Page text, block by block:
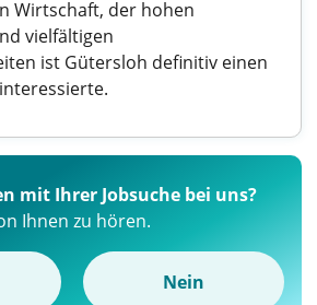
Wirtschaft, der hohen
vielfältigen
ist Gütersloh definitiv einen
mit Ihrer Jobsuche bei uns?
Ihnen zu hören.
Nein